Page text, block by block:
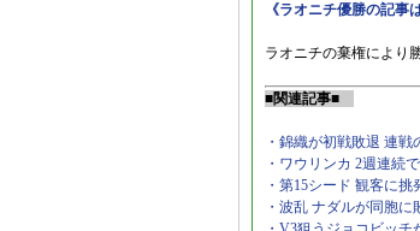
《ラオニチ優勝の記事
ラオニチの棄権により
■関連記事■
・錦織が初戦敗退 連戦
・ワウリンカ 2週連続
・第15シード 観客に挑
・波乱 ナダルが同胞に